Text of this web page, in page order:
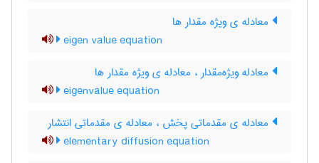
معادله ی ویژه مقدار ها
eigen value equation
معادله ویژه‌مقدار ، معادله ی ویژه مقدار ها
eigenvalue equation
معادله ی مقدماتی پخش ، معادله ی مقدماتی انتشار
elementary diffusion equation